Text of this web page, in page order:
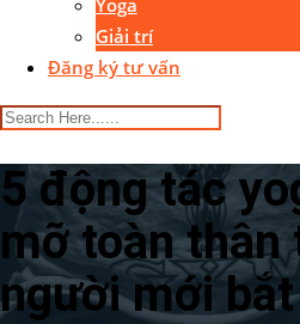
Yoga
Giải trí
Đăng ký tư vấn
5 động tác
mỡ toàn thân
người mới